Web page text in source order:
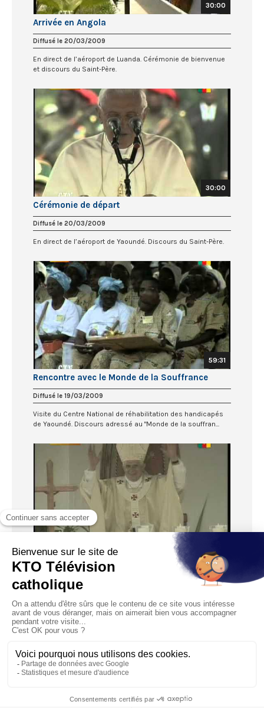
30:00
Arrivée en Angola
Diffusé le 20/03/2009
En direct de l’aéroport de Luanda. Cérémonie de bienvenue
et discours du Saint-Père.
30:00
Cérémonie de départ
Diffusé le 20/03/2009
En direct de l’aéroport de Yaoundé. Discours du Saint-Père.
59:31
Rencontre avec le Monde de la Souffrance
Diffusé le 19/03/2009
Visite du Centre National de réhabilitation des handicapés
de Yaoundé. Discours adressé au "Monde de la souffran...
Messe à Yaoundé
Diffusé le 19/03/2009
de la publication de l’Instrumentus Laboris du Synode d...